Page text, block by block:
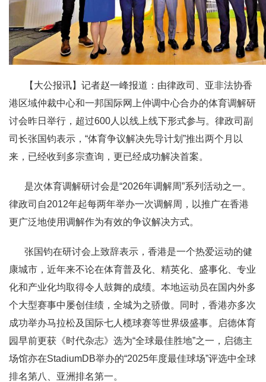
【大公报讯】记者赵一峰报道：由律政司、亚非法协香
港区域仲裁中心和一邦国际网上仲调中心合办的体育调解研
讨会昨日举行，超过600人以线上线下形式参与。律政司副
司长张国钧表示，“体育争议解决先导计划”推出两个月以
来，已经收到多宗查询，更已经成功解决首案。
是次体育调解研讨会是“2026年调解周”系列活动之一。
律政司自2012年起每两年举办一次调解周，以推广在香港
更广泛地使用调解作为有效的争议解决方式。
张国钧在研讨会上致辞表示，香港是一个热爱运动的健
康城市，近年来不论在体育普及化、精英化、盛事化、专业
化和产业化均取得令人鼓舞的成绩。本地运动员在国内外多
个大型赛事中屡创佳绩，全城为之骄傲。同时，香港亦多次
成功举办马拉松及国际七人榄球赛等世界级盛事。启德体育
园早前更获《时代杂志》选为“全球最佳胜地”之一，启德主
场馆亦在StadiumDB举办的“2025年度最佳球场”评选中全球
排名第八、亚洲排名第一。